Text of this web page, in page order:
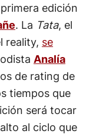
edición
. La Tata, el
reality, se
Analía
de rating de
tiempos que
será tocar
al ciclo que